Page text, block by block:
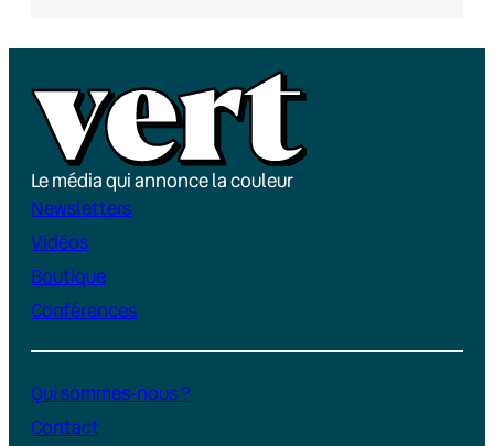
Le média qui annonce la couleur
Newsletters
Vidéos
Boutique
Conférences
Qui sommes-nous ?
Contact